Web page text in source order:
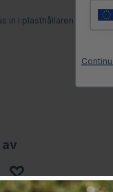
in i plasthållaren när